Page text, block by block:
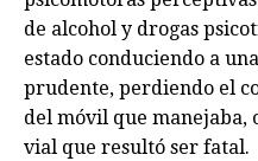
de alcohol y drogas
estado conduciendo a
prudente, perdiendo el
del móvil que manejaba,
vial que resultó ser fatal.